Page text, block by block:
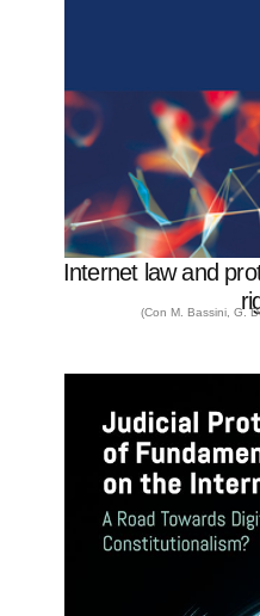
Internet law and
(Con M. Bassini, G.